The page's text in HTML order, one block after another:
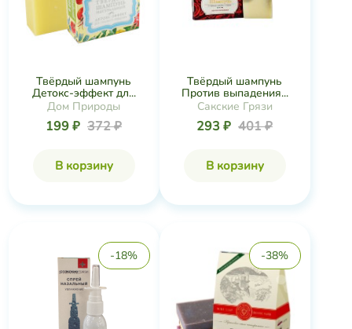
Твёрдый шампунь
Детокс-эффект дл...
Дом Природы
199 ₽ 372 ₽
В корзину
Твёрдый шампунь
Против выпадения...
Сакские Грязи
293 ₽ 401 ₽
В корзину
-18% -38%